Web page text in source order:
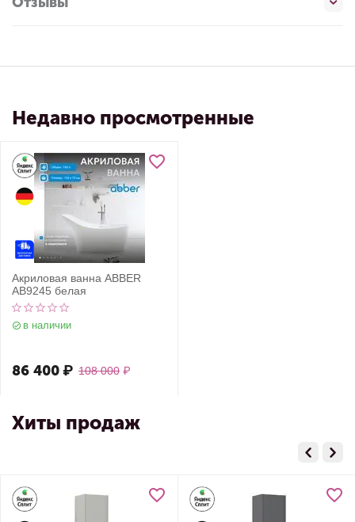
Недавно просмотренные
Акриловая ванна ABBER
AB9245 белая
в наличии
108 000 ₽
86 400₽
Хиты продаж